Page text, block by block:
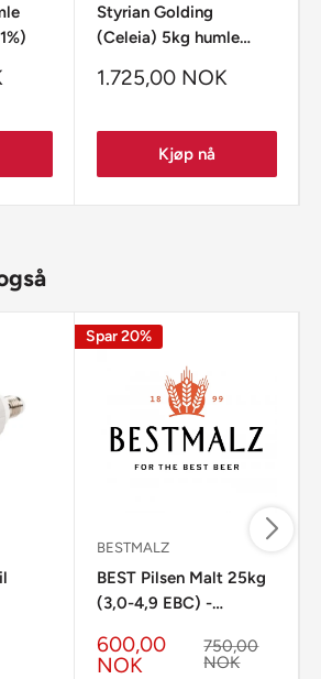
Styrian Golding
(Celeia) 5kg humle
1.725,00 NOK
Kjøp nå
Spar20%
BESTMALZ
BEST Pilsen Malt 25kg
(3,0-4,9 EBC) -
600,00
NOK
750,00
NOK